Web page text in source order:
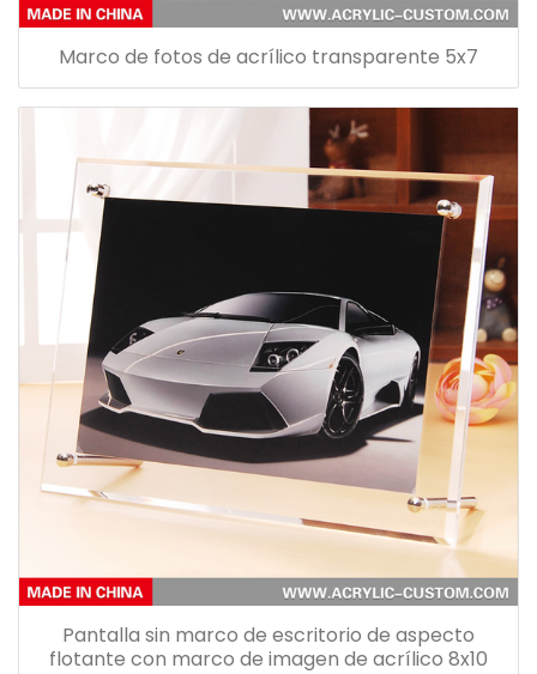
Marco de fotos de acrílico transparente 5x7
Pantalla sin marco de escritorio de aspecto
flotante con marco de imagen de acrílico 8x10